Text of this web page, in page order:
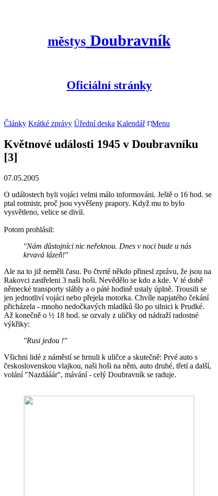
městys Doubravník
Oficiální stránky
Články Krátké zprávy Úřední deska Kalendář Menu
Květnové události 1945 v Doubravníku
[3]
07.05.2005
O událostech byli vojáci velmi málo informováni. Ještě o 16 hod. se
ptal rotmistr, proč jsou vyvěšeny prapory. Když mu to bylo
vysvětleno, velice se divil.
Potom prohlásil:
"Nám důstojníci nic neřeknou. Dnes v noci bude u nás
krvavá lázeň!"
Ale na to již neměli času. Po čtvrté někdo přinesl zprávu, že jsou na
Rakovci zastřeleni 3 naši hoši. Nevědělo se kdo a kde. V té době
německé transporty slábly a o páté hodině ustaly úplně. Trousili se
jen jednotliví vojáci nebo přejela motorka. Chvíle napjatého čekání
přicházela - mnoho nedočkavých mladíků šlo po silnici k Prudké.
Až konečně o ½ 18 hod. se ozvaly z uličky od nádraží radostné
výkřiky:
"Rusi jedou !"
Všichni lidé z náměstí se hrnuli k uličce a skutečně: Prvé auto s
československou vlajkou, naši hoši na něm, auto druhé, třetí a další,
volání "Nazdááár", mávání - celý Doubravník se raduje.